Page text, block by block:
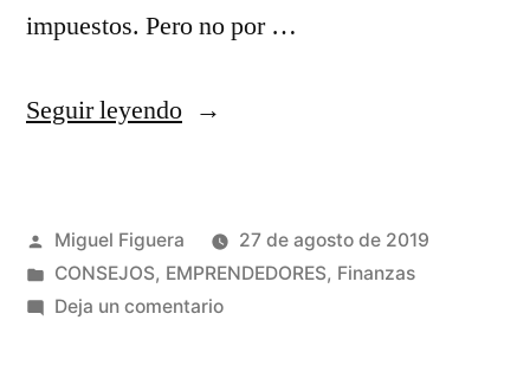
impuestos. Pero no por …
Seguir leyendo«Emprendedor,
prueba
tu
Publicado
por
Miguel Figuera
27 de agosto de 2019
Publicado
en
CONSEJOS, EMPRENDEDORES, Finanzas
Deja un comentarioen